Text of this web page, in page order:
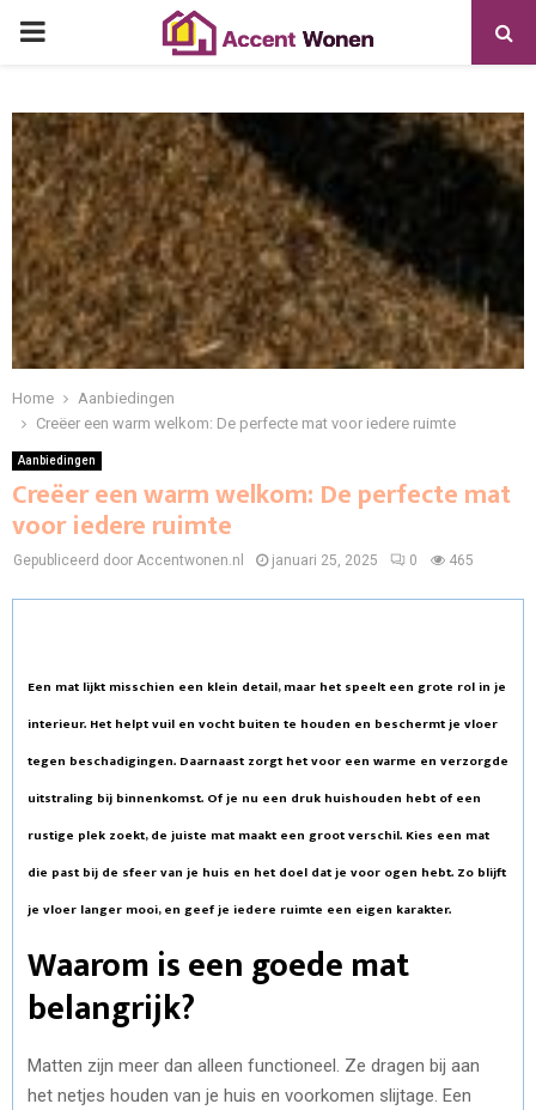
PRIMARY
Home
Aanbiedingen
Creëer een warm welkom: De perfecte mat voor iedere ruimte
Aanbiedingen
Creëer een warm welkom: De perfecte mat
voor iedere ruimte
Gepubliceerd door Accentwonen.nl januari 25, 2025 0 465
Een mat lijkt misschien een klein detail, maar het speelt een grote rol in je
interieur. Het helpt vuil en vocht buiten te houden en beschermt je vloer
tegen beschadigingen. Daarnaast zorgt het voor een warme en verzorgde
uitstraling bij binnenkomst. Of je nu een druk huishouden hebt of een
rustige plek zoekt, de juiste mat maakt een groot verschil. Kies een mat
die past bij de sfeer van je huis en het doel dat je voor ogen hebt. Zo blijft
je vloer langer mooi, en geef je iedere ruimte een eigen karakter.
Waarom is een goede mat
belangrijk?
Matten zijn meer dan alleen functioneel. Ze dragen bij aan
het netjes houden van je huis en voorkomen slijtage. Een